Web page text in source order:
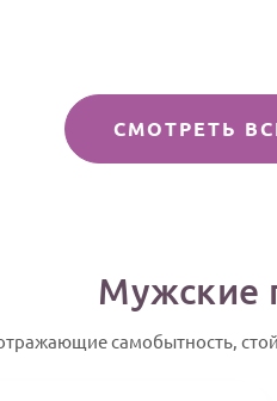
СМОТРЕТЬ
Мужские
самобытность,